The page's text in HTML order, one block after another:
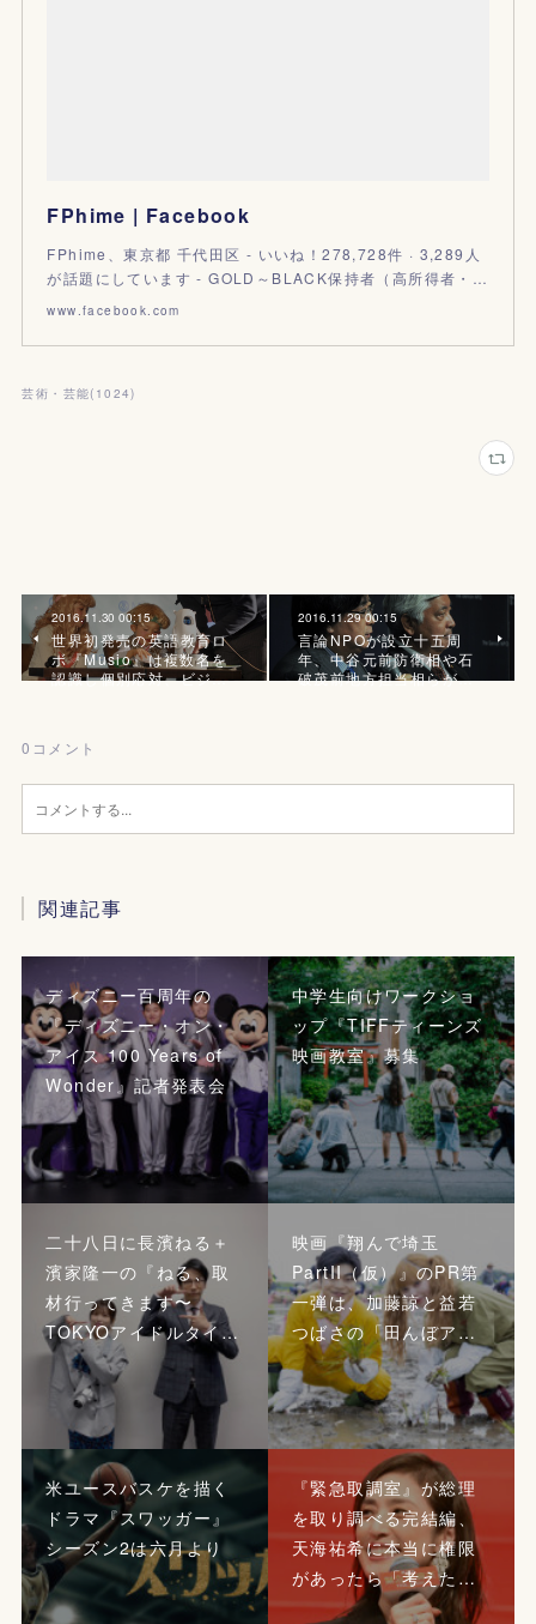
FPhime | Facebook
FPhime、東京都 千代田区 - いいね！278,728件 · 3,289人
が話題にしています - GOLD～BLACK保持者（高所得者・…
www.facebook.com
芸術・芸能( 1024)
2016.11.30 00:15
世界初発売の英語教育ロ
ボ『Musio』は複数名を
認識し個別応対、ビジ…
2016.11.29 00:15
言論NPOが設立十五周
年、中谷元前防衛相や石
破茂前地方担当相らが…
0 コメント
関連記事
ディズニー百周年の
『ディズニー・オン・
アイス 100 Years of
Wonder』記者発表会
中学生向けワークショ
ップ『TIFFティーンズ
映画教室』募集
二十八日に長濱ねる＋
濱家隆一の『ねる、取
材行ってきます〜
TOKYOアイドルタイ…
映画『翔んで埼玉
PartII（仮）』のPR第
一弾は、加藤諒と益若
つばさの「田んぼア…
米ユースバスケを描く
ドラマ『スワッガー』
シーズン2は六月より
『緊急取調室』が総理
を取り調べる完結編、
天海祐希に本当に権限
があったら「考えた…